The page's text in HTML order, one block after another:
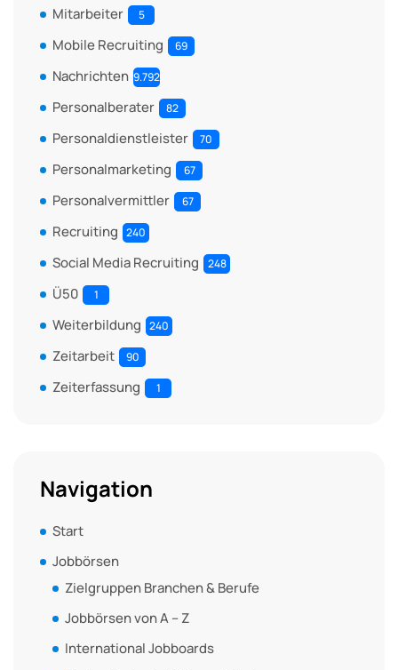
Mitarbeiter 5
Mobile Recruiting 69
Nachrichten 9.792
Personalberater 82
Personaldienstleister 70
Personalmarketing 67
Personalvermittler 67
Recruiting 240
Social Media Recruiting 248
Ü50 1
Weiterbildung 240
Zeitarbeit 90
Zeiterfassung 1
Navigation
Start
Jobbörsen
Zielgruppen Branchen & Berufe
Jobbörsen von A – Z
International Jobboards